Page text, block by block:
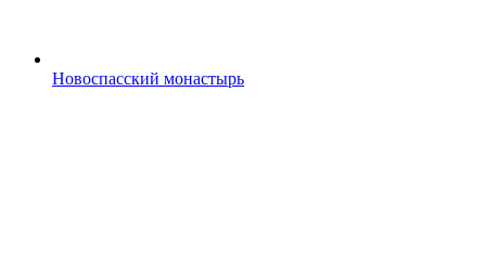
Новоспасский монастырь